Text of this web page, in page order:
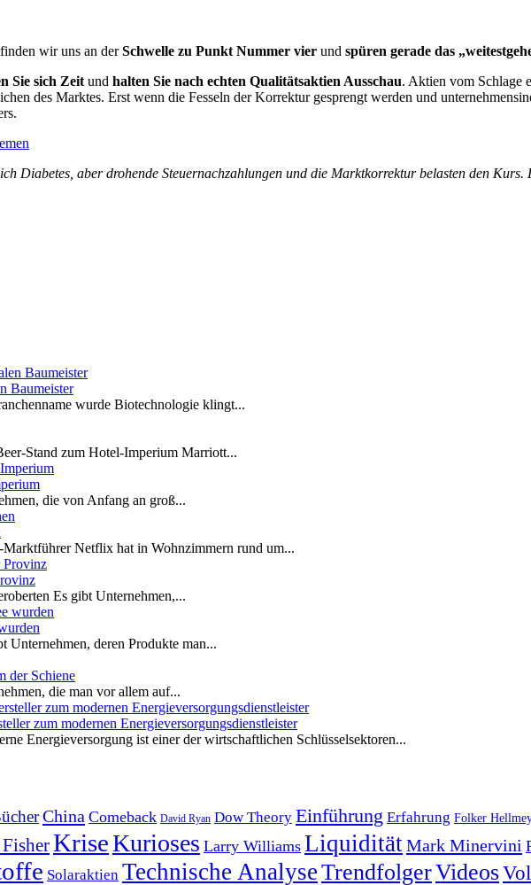
wir uns an derSchwelle zu Punkt Nummer vier und spüren gerade das
Sie sich Zeit und halten Sie nach echten Qualitätsaktien Ausschau. Aktien vom Schlage
des Marktes. Erst wenn die Fesseln der Korrektur gesprengt werden und
Diabetes, aber drohende Steuernachzahlungen und die Marktkorrektur belasten den Kurs.
Baumeister
wurde Biotechnologie klingt...
Stand zum Hotel-Imperium Marriott...
die von Anfang an groß...
Netflix hat in Wohnzimmern rund um...
Es gibt Unternehmen,...
deren Produkte man...
der Schiene
die man vor allem auf...
zum modernen Energieversorgungsdienstleister
Energieversorgung ist einer der wirtschaftlichen Schlüsselsektoren...
China Comeback David Ryan Dow Theory Einführung Erfahrung Folker
KriseKurioses Larry Williams LiquiditätMark Minervini
Solaraktien Technische AnalyseTrendfolgerVideos